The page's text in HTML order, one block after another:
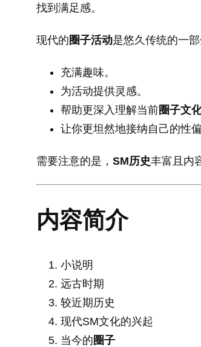
找到满足感。
现代的 圈子活动是悠久传统的一
充满趣味。
为活动提供灵感。
帮助更深入理解当前圈子文
让你更坦然地接纳自己的性偏
需要注意的是， SM历史丰富且内
内容简介
小说明
远古时期
较近期历史
现代SM文化的兴起
当今的 圈子